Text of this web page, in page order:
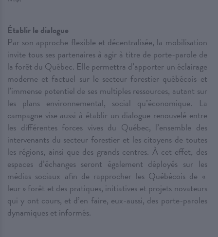
Établir le dialogue
Par son approche flexible et décentralisée, la mobilisation
invite tous ses partenaires à agir à titre de porte-parole de
la forêt du Québec. Elle permettra d’apporter un éclairage
moderne et factuel sur le secteur forestier québécois et
l’immense potentiel de ses multiples ressources, autant sur
les plans environnemental, social qu’économique. La
campagne vise aussi à établir un dialogue renouvelé entre
les différentes forces vives du Québec, l’ensemble des
intervenants du secteur forestier et les citoyens de toutes
les régions, ainsi que des grands centres. À cet effet, des
espaces d’échanges seront également déployés sur les
médias sociaux afin de rapprocher les Québécois de «
leur » forêt et des pratiques, initiatives et projets novateurs
qui y ont cours, et d’en faire, eux-aussi, des porte-paroles
dynamiques et informés.